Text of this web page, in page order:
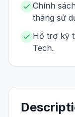
Chính
tháng sử
Hỗ trợ kỹ
Tech.